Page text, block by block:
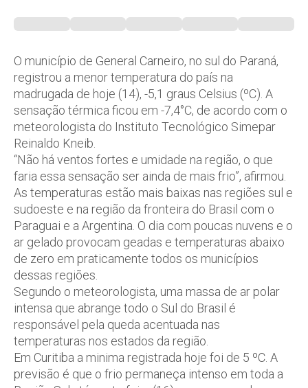
O município de General Carneiro, no sul do Paraná,
registrou a menor temperatura do país na
madrugada de hoje (14), -5,1 graus Celsius (ºC). A
sensação térmica ficou em -7,4°C, de acordo com o
meteorologista do Instituto Tecnológico Simepar
Reinaldo Kneib.
“Não há ventos fortes e umidade na região, o que
faria essa sensação ser ainda de mais frio”, afirmou.
As temperaturas estão mais baixas nas regiões sul e
sudoeste e na região da fronteira do Brasil com o
Paraguai e a Argentina. O dia com poucas nuvens e o
ar gelado provocam geadas e temperaturas abaixo
de zero em praticamente todos os municípios
dessas regiões.
Segundo o meteorologista, uma massa de ar polar
intensa que abrange todo o Sul do Brasil é
responsável pela queda acentuada nas
temperaturas nos estados da região.
Em Curitiba a minima registrada hoje foi de 5 ºC. A
previsão é que o frio permaneça intenso em toda a